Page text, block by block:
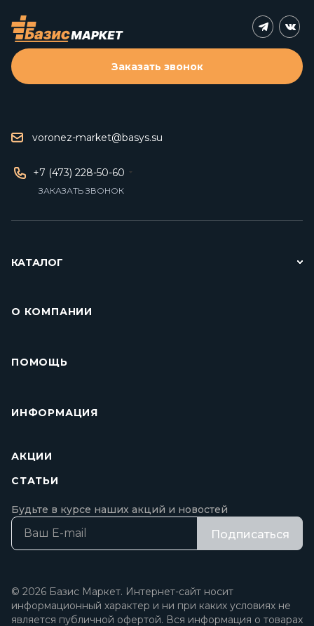
voronez-market@basys.su
+7 (473) 228-50-60
ЗАКАЗАТЬ ЗВОНОК
Заказать звонок
КАТАЛОГ
О КОМПАНИИ
ПОМОЩЬ
ИНФОРМАЦИЯ
АКЦИИ
СТАТЬИ
Будьте в курсе наших акций и новостей
Подписаться
© 2026 Базис Маркет. Интернет-сайт носит
информационный характер и ни при каких условиях не
является публичной офертой. Вся информация о товарах